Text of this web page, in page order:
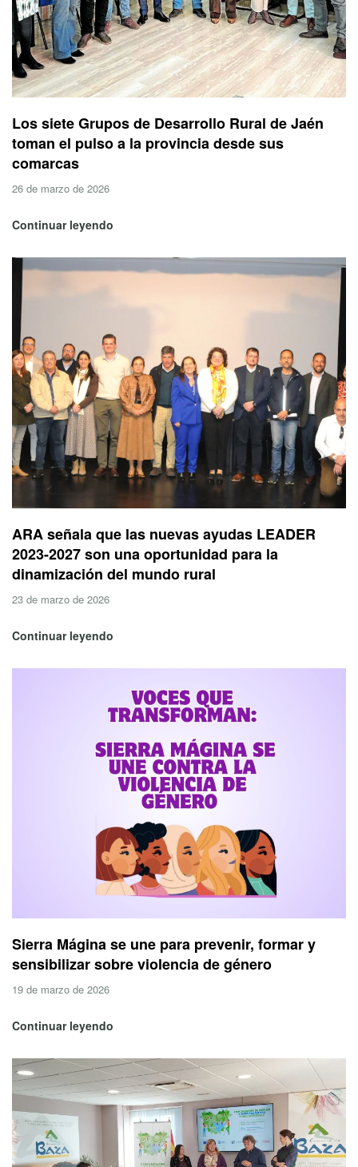
Los siete Grupos de Desarrollo Rural de Jaén
toman el pulso a la provincia desde sus
comarcas
26 de marzo de 2026
Continuar leyendo
ARA señala que las nuevas ayudas LEADER
2023-2027 son una oportunidad para la
dinamización del mundo rural
23 de marzo de 2026
Continuar leyendo
Sierra Mágina se une para prevenir, formar y
sensibilizar sobre violencia de género
19 de marzo de 2026
Continuar leyendo